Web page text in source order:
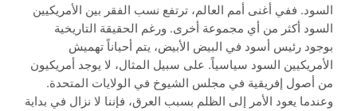
السود. ففي أغنى أمم العالم، ترتفع نسب الفقر بين الأمريكيين
السود أكثر من أي مجموعة أخرى. ورغم الحقيقة التاريخية
بوجود رئيس أسود في البيض الأبيض، يتم أحياناً تهميش
الأمريكيين السود سياسياً. على سبيل المثال، لا يوجد أمريكيون
من أصول إفريقية في مجلس الشيوخ في الولايات المتحدة.
وعندما يعود الأمر إلى الظلم بسبب العرق، فإننا لا نزال في بداية